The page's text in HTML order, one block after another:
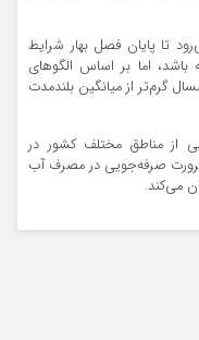
تا پایان فصل بهار شرایط
اما بر اساس الگو‌های
گرم‌تر از میانگین بلندمدت
از مناطق مختلف کشور در
صرفه‌جویی در مصرف آب
می‌کند.